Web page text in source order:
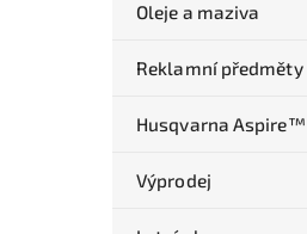
Oleje a maziva
Reklamní předměty
Husqvarna Aspire™
Výprodej